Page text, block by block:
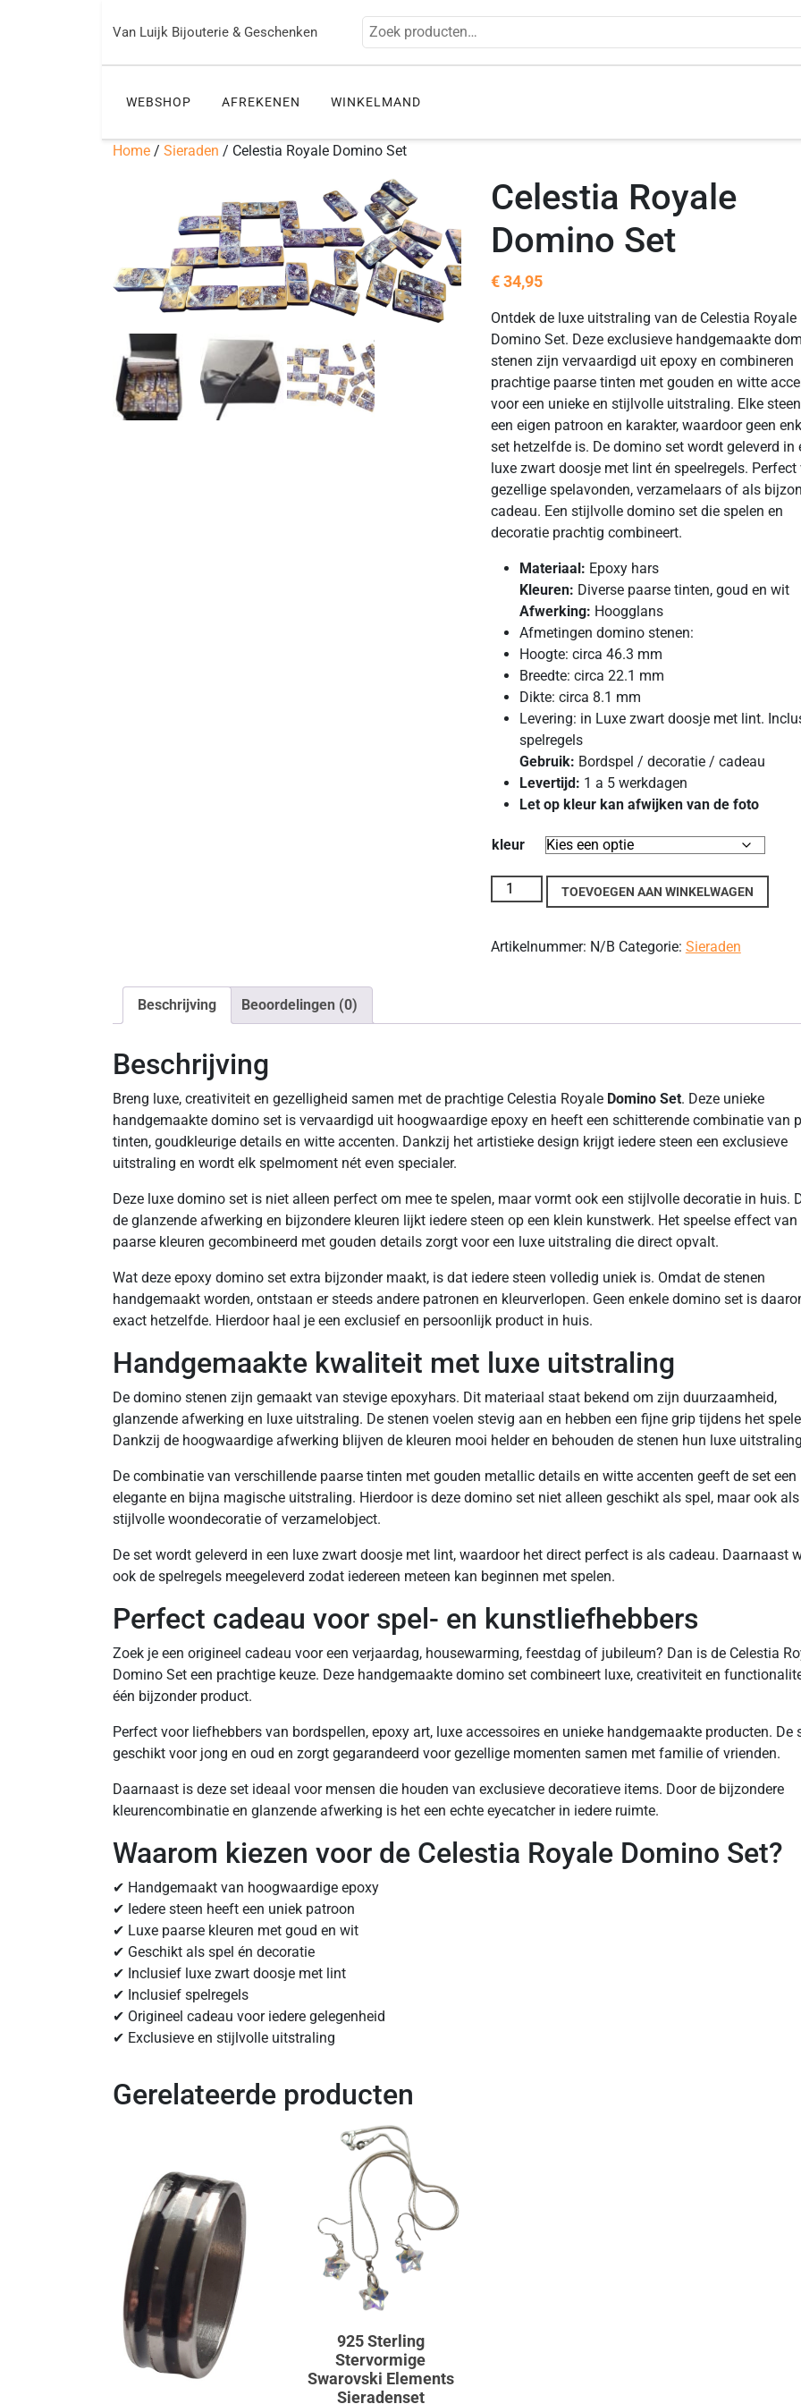
naar
Van Luijk Bijouterie & Geschenken Zoeken naar:
WEBSHOP AFREKENEN WINKELMAND
Home / Sieraden / Celestia Royale Domino Set
Celestia Royale
Domino Set
€34,95
Ontdek de luxe uitstraling van de Celestia Royale
Domino Set. Deze exclusieve handgemaakte
stenen zijn vervaardigd uit epoxy en combineren
prachtige paarse tinten met gouden en witte
voor een unieke en stijlvolle uitstraling. Elke
een eigen patroon en karakter, waardoor geen
set hetzelfde is. De domino set wordt geleverd in
luxe zwart doosje met lint én speelregels. Perfect
gezellige spelavonden, verzamelaars of als
cadeau. Een stijlvolle domino set die spelen en
decoratie prachtig combineert.
Materiaal: Epoxy hars
Kleuren: Diverse paarse tinten, goud en wit
Afwerking: Hoogglans
Afmetingen domino stenen:
Hoogte: circa 46.3 mm
Breedte: circa 22.1 mm
Dikte: circa 8.1 mm
Levering: in Luxe zwart doosje met lint.
spelregels
Gebruik: Bordspel / decoratie / cadeau
Levertijd: 1 a 5 werkdagen
Let op kleur kan afwijken van de foto
kleur
Celestia Royale Domino Set aantal
TOEVOEGEN AAN WINKELWAGEN
Artikelnummer: N/B Categorie: Sieraden
Beschrijving Beoordelingen (0)
Beschrijving
Breng luxe, creativiteit en gezelligheid samen met de prachtige Celestia Royale Domino Set. Deze unieke
handgemaakte domino set is vervaardigd uit hoogwaardige epoxy en heeft een schitterende combinatie van
tinten, goudkleurige details en witte accenten. Dankzij het artistieke design krijgt iedere steen een exclusieve
uitstraling en wordt elk spelmoment nét even specialer.
Deze luxe domino set is niet alleen perfect om mee te spelen, maar vormt ook een stijlvolle decoratie in huis.
de glanzende afwerking en bijzondere kleuren lijkt iedere steen op een klein kunstwerk. Het speelse effect van
paarse kleuren gecombineerd met gouden details zorgt voor een luxe uitstraling die direct opvalt.
Wat deze epoxy domino set extra bijzonder maakt, is dat iedere steen volledig uniek is. Omdat de stenen
handgemaakt worden, ontstaan er steeds andere patronen en kleurverlopen. Geen enkele domino set is
exact hetzelfde. Hierdoor haal je een exclusief en persoonlijk product in huis.
Handgemaakte kwaliteit met luxe uitstraling
De domino stenen zijn gemaakt van stevige epoxyhars. Dit materiaal staat bekend om zijn duurzaamheid,
glanzende afwerking en luxe uitstraling. De stenen voelen stevig aan en hebben een fijne grip tijdens het
Dankzij de hoogwaardige afwerking blijven de kleuren mooi helder en behouden de stenen hun luxe
De combinatie van verschillende paarse tinten met gouden metallic details en witte accenten geeft de set een
elegante en bijna magische uitstraling. Hierdoor is deze domino set niet alleen geschikt als spel, maar ook als
stijlvolle woondecoratie of verzamelobject.
De set wordt geleverd in een luxe zwart doosje met lint, waardoor het direct perfect is als cadeau. Daarnaast
ook de spelregels meegeleverd zodat iedereen meteen kan beginnen met spelen.
Perfect cadeau voor spel- en kunstliefhebbers
Zoek je een origineel cadeau voor een verjaardag, housewarming, feestdag of jubileum? Dan is de Celestia
Domino Set een prachtige keuze. Deze handgemaakte domino set combineert luxe, creativiteit en
één bijzonder product.
Perfect voor liefhebbers van bordspellen, epoxy art, luxe accessoires en unieke handgemaakte producten. De
geschikt voor jong en oud en zorgt gegarandeerd voor gezellige momenten samen met familie of vrienden.
Daarnaast is deze set ideaal voor mensen die houden van exclusieve decoratieve items. Door de bijzondere
kleurencombinatie en glanzende afwerking is het een echte eyecatcher in iedere ruimte.
Waarom kiezen voor de Celestia Royale Domino Set?
✔ Handgemaakt van hoogwaardige epoxy
✔ Iedere steen heeft een uniek patroon
✔ Luxe paarse kleuren met goud en wit
✔ Geschikt als spel én decoratie
✔ Inclusief luxe zwart doosje met lint
✔ Inclusief spelregels
✔ Origineel cadeau voor iedere gelegenheid
✔ Exclusieve en stijlvolle uitstraling
Gerelateerde producten
925 Sterling
Stervormige
Swarovski Elements
Sieradenset